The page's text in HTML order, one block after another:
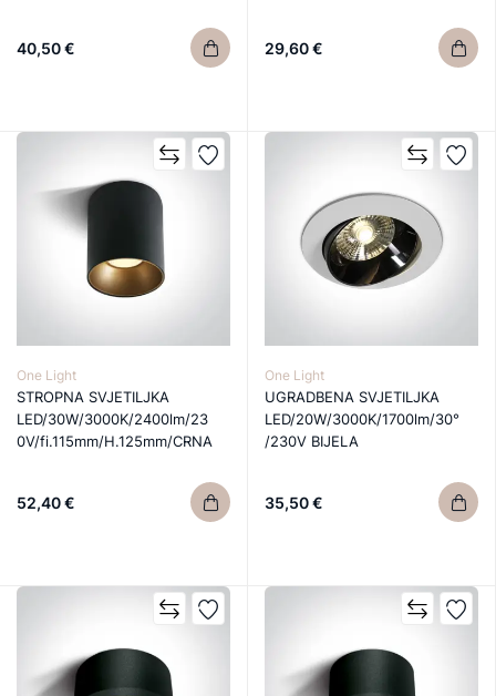
40,50 € 29,60 €
One Light
STROPNA SVJETILJKA
LED/30W/3000K/2400lm/23
0V/fi.115mm/H.125mm/CRNA
52,40 €
One Light
UGRADBENA SVJETILJKA
LED/20W/3000K/1700lm/30°
/230V BIJELA
35,50 €